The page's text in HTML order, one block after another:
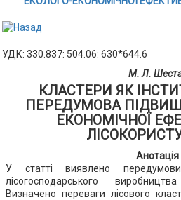
УДК: 330.837: 504.06: 630*644.6
М. Л.
КЛАСТЕРИ ЯК
ПЕРЕДУМОВА
ЕКОНОМІЧНОЇ
Анотація
У статті виявлено
лісогосподарського
Визначено переваги лісового